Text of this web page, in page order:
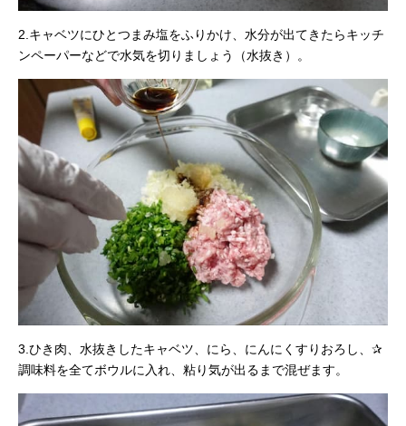
2.キャベツにひとつまみ塩をふりかけ、水分が出てきたらキッチ
ンペーパーなどで水気を切りましょう（水抜き）。
3.ひき肉、水抜きしたキャベツ、にら、にんにくすりおろし、✰
調味料を全てボウルに入れ、粘り気が出るまで混ぜます。